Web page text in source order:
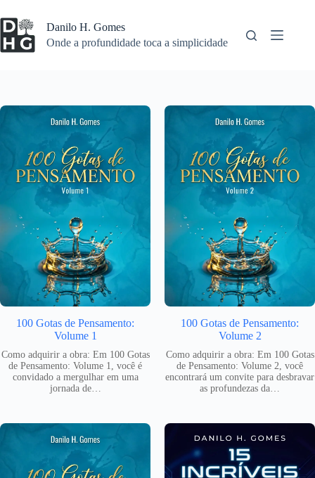
para
o
conteúdo
Danilo H. Gomes
Onde a profundidade toca a simplicidade
100 Gotas de Pensamento:
Volume 1
Como adquirir a obra: Em 100 Gotas
de Pensamento: Volume 1, você é
convidado a mergulhar em uma
jornada de…
100 Gotas de Pensamento:
Volume 2
Como adquirir a obra: Em 100 Gotas
de Pensamento: Volume 2, você
encontrará um convite para desbravar
as profundezas da…